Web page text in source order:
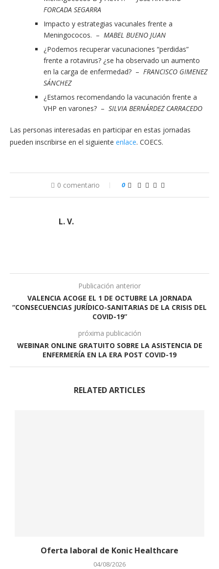
FORCADA SEGARRA
Impacto y estrategias vacunales frente a
Meningococos. – MABEL BUENO JUAN
¿Podemos recuperar vacunaciones “perdidas”
frente a rotavirus? ¿se ha observado un aumento
en la carga de enfermedad? – FRANCISCO GIMENEZ
SÁNCHEZ
¿Estamos recomendando la vacunación frente a
VHP en varones? – SILVIA BERNÁRDEZ CARRACEDO
Las personas interesadas en participar en estas jornadas
pueden inscribirse en el siguiente enlace. COECS.
0 comentario 0
L. V.
Publicación anterior
VALENCIA ACOGE EL 1 DE OCTUBRE LA JORNADA
“CONSECUENCIAS JURÍDICO-SANITARIAS DE LA CRISIS DEL
COVID-19”
próxima publicación
WEBINAR ONLINE GRATUITO SOBRE LA ASISTENCIA DE
ENFERMERÍA EN LA ERA POST COVID-19
RELATED ARTICLES
Oferta laboral de Konic Healthcare
04/08/2026